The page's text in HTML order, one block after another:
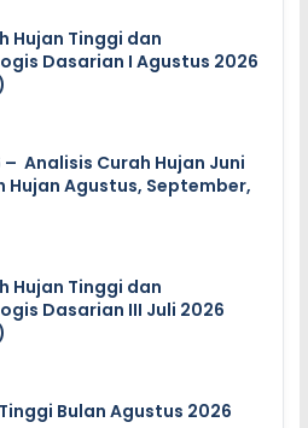
Hujan Tinggi dan
Dasarian I Agustus 2026
Analisis Curah Hujan Juni
Hujan Agustus, September,
Hujan Tinggi dan
Dasarian III Juli 2026
Bulan Agustus 2026